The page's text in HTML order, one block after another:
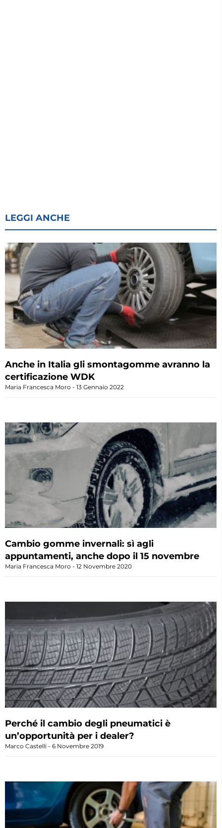
LEGGI ANCHE
Anche in Italia gli smontagomme avranno la
certificazione WDK
Maria Francesca Moro 13 Gennaio 2022
Cambio gomme invernali: sì agli
appuntamenti, anche dopo il 15 novembre
Maria Francesca Moro 12 Novembre 2020
Perché il cambio degli pneumatici è
un’opportunità per i dealer?
Marco Castelli 6 Novembre 2019